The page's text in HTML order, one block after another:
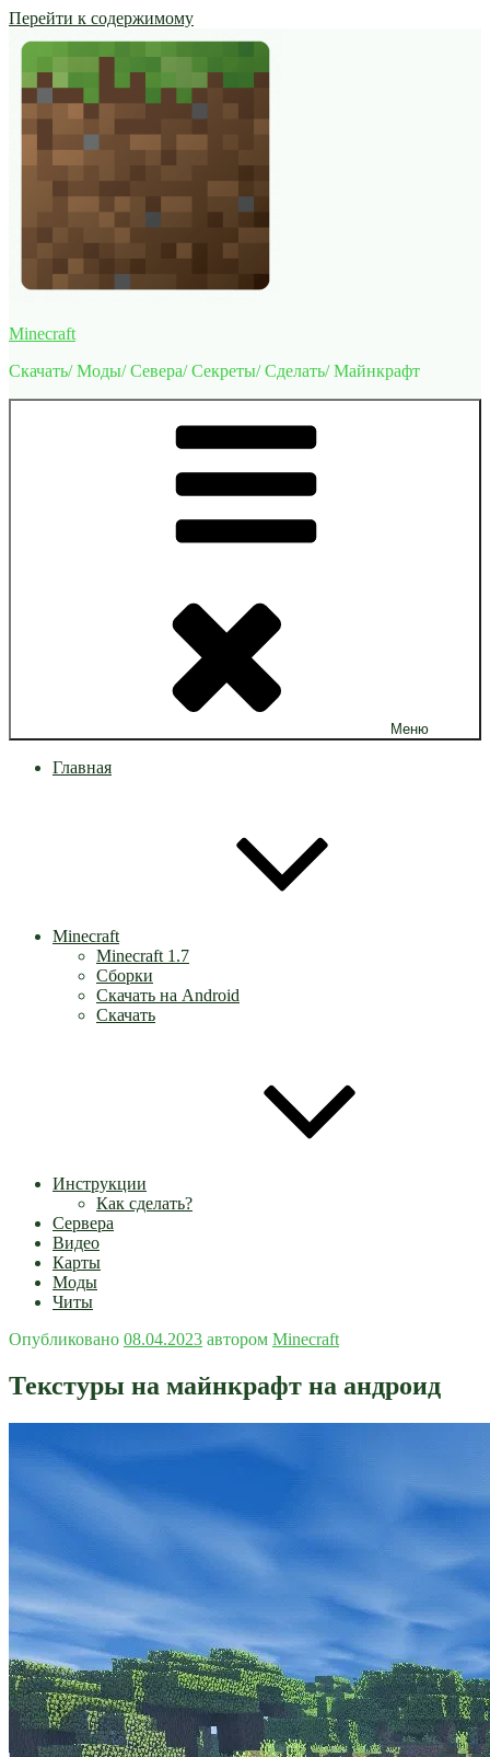
Перейти к содержимому
Minecraft
Скачать/ Моды/ Севера/ Секреты/ Сделать/ Майнкрафт
Меню
Главная
Minecraft
Minecraft 1.7
Сборки
Скачать на Android
Скачать
Инструкции
Как сделать?
Сервера
Видео
Карты
Моды
Читы
Опубликовано 08.04.2023 автором Minecraft
Текстуры на майнкрафт на андроид